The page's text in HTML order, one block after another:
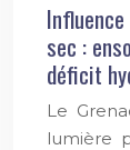
sec :
déficit
Le
lumière